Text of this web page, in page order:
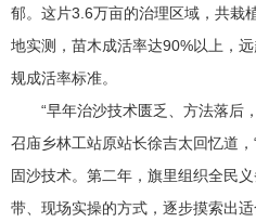
郁。这片3.6万亩的治理区域，共栽
地实测，苗木成活率达90%以上，
规成活率标准。
“早年治沙技术匮乏、方法落后
召庙乡林工站原站长徐吉太回忆道
固沙技术。第二年，旗里组织全民
带、现场实操的方式，逐步摸索出